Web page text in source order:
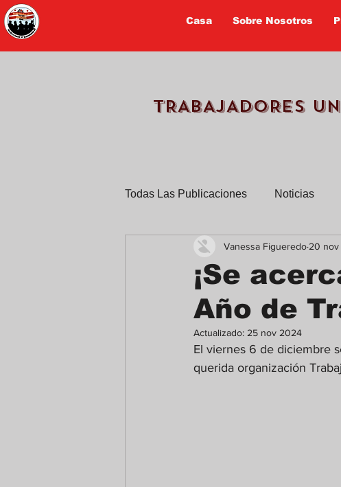
Casa Sobre Nosotros
TRABAJADORES
Todas Las Publicaciones Noticias
Trabajadores cuentan sus
¡Se
Año de
Vanessa Figueredo 20
Actualizado: 25 nov 2024
El viernes 6 de diciembre
querida organización